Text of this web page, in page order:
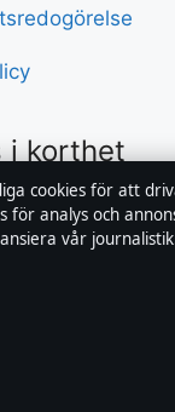
i korthet
svensk
kultur och
byline,
cookies för att
för analys och
vår